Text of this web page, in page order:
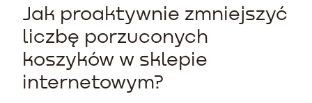
Jak proaktywnie zmniejszyć
liczbę porzuconych
koszyków w sklepie
internetowym?